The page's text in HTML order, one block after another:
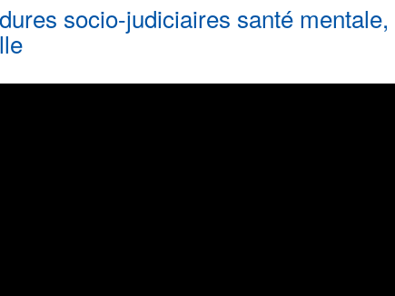
socio-judiciaires santé